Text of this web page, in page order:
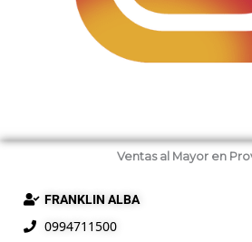
Ventas al Mayor en
FRANKLIN ALBA
0994711500